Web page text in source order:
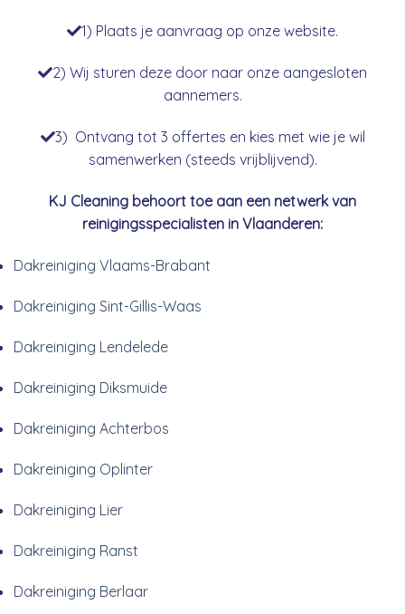
1) Plaats je aanvraag op onze website.
2) Wij sturen deze door naar onze aangesloten
aannemers.
3) Ontvang tot 3 offertes en kies met wie je wil
samenwerken (steeds vrijblijvend).
KJ Cleaning behoort toe aan een netwerk van
reinigingsspecialisten in Vlaanderen:
Dakreiniging Vlaams-Brabant
Dakreiniging Sint-Gillis-Waas
Dakreiniging Lendelede
Dakreiniging Diksmuide
Dakreiniging Achterbos
Dakreiniging Oplinter
Dakreiniging Lier
Dakreiniging Ranst
Dakreiniging Berlaar